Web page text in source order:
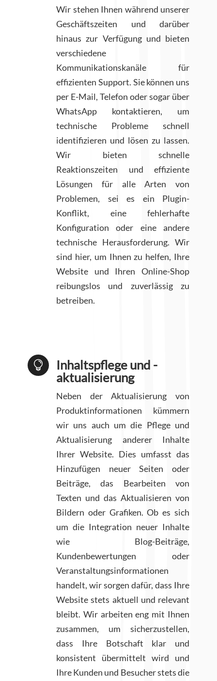
Wir stehen Ihnen während unserer
Geschäftszeiten und darüber
hinaus zur Verfügung und bieten
verschiedene
Kommunikationskanäle für
effizienten Support. Sie können uns
per E-Mail, Telefon oder sogar über
WhatsApp kontaktieren, um
technische Probleme schnell
identifizieren und lösen zu lassen.
Wir bieten schnelle
Reaktionszeiten und effiziente
Lösungen für alle Arten von
Problemen, sei es ein Plugin-
Konflikt, eine fehlerhafte
Konfiguration oder eine andere
technische Herausforderung. Wir
sind hier, um Ihnen zu helfen, Ihre
Website und Ihren Online-Shop
reibungslos und zuverlässig zu
betreiben.

Inhaltspflege und -
aktualisierung
Neben der Aktualisierung von
Produktinformationen kümmern
wir uns auch um die Pflege und
Aktualisierung anderer Inhalte
Ihrer Website. Dies umfasst das
Hinzufügen neuer Seiten oder
Beiträge, das Bearbeiten von
Texten und das Aktualisieren von
Bildern oder Grafiken. Ob es sich
um die Integration neuer Inhalte
wie Blog-Beiträge,
Kundenbewertungen oder
Veranstaltungsinformationen
handelt, wir sorgen dafür, dass Ihre
Website stets aktuell und relevant
bleibt. Wir arbeiten eng mit Ihnen
zusammen, um sicherzustellen,
dass Ihre Botschaft klar und
konsistent übermittelt wird und
Ihre Kunden und Besucher stets die